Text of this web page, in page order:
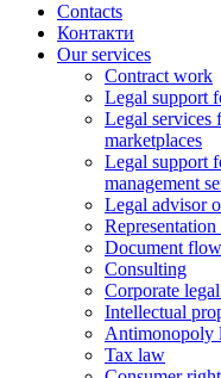
Contacts
Контакти
Our services
Contract work
Legal support
Legal services
marketplaces
Legal support
management
Legal advisor
Document
Consulting
Corporate
Intellectual
Antimonopoly
Tax law